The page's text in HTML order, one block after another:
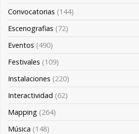
Convocatorias (144)
Escenografias (72)
Eventos (490)
Festivales (109)
Instalaciones (220)
Interactividad (62)
Mapping (264)
Música (148)